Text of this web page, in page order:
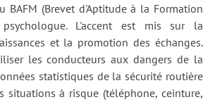
(Brevet d'Aptitude à la Formation
L'accent est mis sur la
et la promotion des échanges.
les conducteurs aux dangers de la
statistiques de la sécurité routière
situations à risque (téléphone, ceinture,